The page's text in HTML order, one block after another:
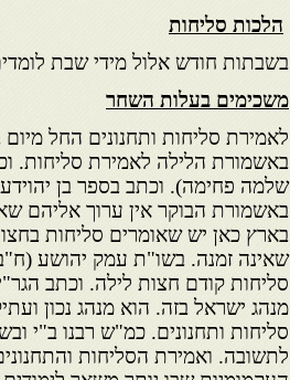
הלכות סליחות
בשבתות חודש אלול מידי שבת
משכימים בעלות השחר
לאמירת סליחות ותחנונים החל
באשמורת הלילה לאמירת סליחות.
שלמה פחימה). וכתב בספר בן
באשמורת הבוקר אין ערוך אליהם
בארץ כאן יש שאומרים סליחות
שאינה זמנה. בשו"ת עמק יהושע
סליחות קודם חצות לילה. וכתב
מנהג ישראל בזה. הוא מנהג נכון
סליחות ותחנונים. כמ"ש רבנו ב"י
לתשובה. ואמירת הסליחות